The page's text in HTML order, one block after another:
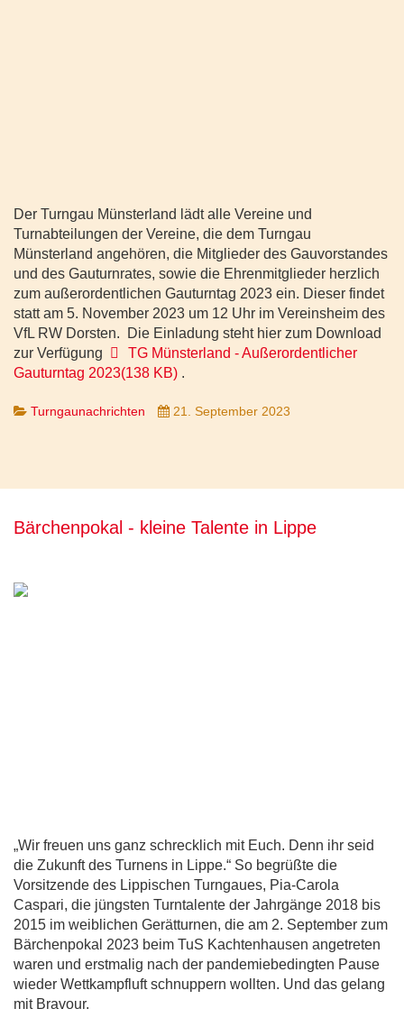
Der Turngau Münsterland lädt alle Vereine und
Turnabteilungen der Vereine, die dem Turngau
Münsterland angehören, die Mitglieder des Gauvorstandes
und des Gauturnrates, sowie die Ehrenmitglieder herzlich
zum außerordentlichen Gauturntag 2023 ein. Dieser findet
statt am 5. November 2023 um 12 Uhr im Vereinsheim des
VfL RW Dorsten. Die Einladung steht hier zum Download
zur Verfügung
pdf
TG Münsterland - Außerordentlicher
Gauturntag 2023(138 KB) .
Turngaunachrichten 21. September 2023
Bärchenpokal - kleine Talente in Lippe
„Wir freuen uns ganz schrecklich mit Euch. Denn ihr seid
die Zukunft des Turnens in Lippe.“ So begrüßte die
Vorsitzende des Lippischen Turngaues, Pia-Carola
Caspari, die jüngsten Turntalente der Jahrgänge 2018 bis
2015 im weiblichen Gerätturnen, die am 2. September zum
Bärchenpokal 2023 beim TuS Kachtenhausen angetreten
waren und erstmalig nach der pandemiebedingten Pause
wieder Wettkampfluft schnuppern wollten. Und das gelang
mit Bravour.